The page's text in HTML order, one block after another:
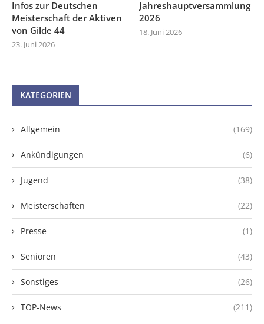
Infos zur Deutschen
Meisterschaft der Aktiven
von Gilde 44
23. Juni 2026
Jahreshauptversammlung
2026
18. Juni 2026
KATEGORIEN
Allgemein (169)
Ankündigungen (6)
Jugend (38)
Meisterschaften (22)
Presse (1)
Senioren (43)
Sonstiges (26)
TOP-News (211)